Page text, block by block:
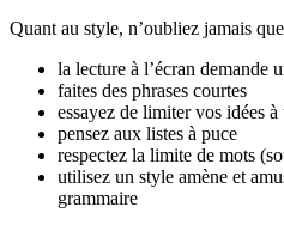
Quant au style, n’oubliez jamais
la lecture à l’écran demande
faites des phrases courtes
essayez de limiter vos idées à
pensez aux listes à puce
respectez la limite de mots
utilisez un style amène et
grammaire